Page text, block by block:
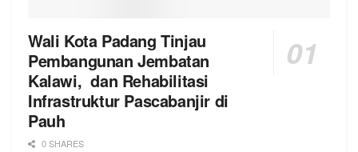
Wali Kota Padang Tinjau
Pembangunan Jembatan
Kalawi, dan Rehabilitasi
Infrastruktur Pascabanjir di
Pauh
0 SHARES